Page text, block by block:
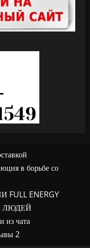
в борьбе со
ENERGY
ЛЮДЕЙ
из чата
2